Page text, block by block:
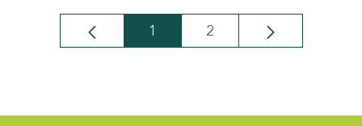
Seite
1 Seite
2